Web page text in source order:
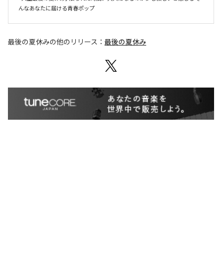
んなあなたに届ける青春ポップ
最後の夏休みの他のリリース： 最後の夏休み